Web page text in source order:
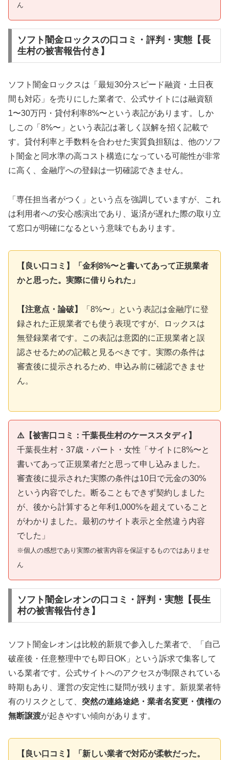
ん
ソフト闇金ロックスの口コミ・評判・実態【長
生村の被害報告付き】
ソフト闇金ロックスは「最短30分スピード融資・土日夜
間も対応」を売りにした業者で、公式サイトには融資額
1〜30万円・貸付利率8%〜という表記があります。しか
しこの「8%〜」という表記は著しく誤解を招く記載で
す。貸付利率と手数料を合わせた実質負担額は、他のソフ
ト闇金と同水準の高コスト構造になっている可能性が非常
に高く、金融庁への登録は一切確認できません。
「専任担当者がつく」という点を強調していますが、これ
は利用者への安心感演出であり、返済が遅れた際の取り立
て窓口が明確になるという意味でもあります。
【良い口コミ】「金利8%〜と書いてあって正規業者
かと思った。実際に借りられた」
【注意点・論破】
「8%〜」という表記は金融庁に登
録された正規業者でも使う表現ですが、ロックスは
無登録業者です。この表記は意図的に正規業者と誤
認させるための記載と見るべきです。実際の条件は
審査後に提示されるため、申込み前に確認できませ
ん。
⚠️【被害口コミ：千葉長生村のケーススタディ】
千葉長生村・37歳・パート・女性「サイトに8%〜と
書いてあって正規業者だと思って申し込みました。
審査後に提示された実際の条件は10日で元金の30%
という内容でした。断ることもできず契約しました
が、後から計算すると年利1,000%を超えていること
がわかりました。最初のサイト表示と全然違う内容
でした」
※個人の感想であり実際の被害内容を保証するものではありませ
ん
ソフト闇金レオンの口コミ・評判・実態【長生
村の被害報告付き】
ソフト闇金レオンは比較的新規で参入した業者で、「自己
破産後・任意整理中でも即日OK」という訴求で集客して
いる業者です。公式サイトへのアクセスが制限されている
時期もあり、運営の安定性に疑問が残ります。新規業者特
有のリスクとして、 突然の連絡途絶・業者名変更・債権の
無断譲渡が起きやすい傾向があります。
【良い口コミ】「新しい業者で対応が柔軟だった。